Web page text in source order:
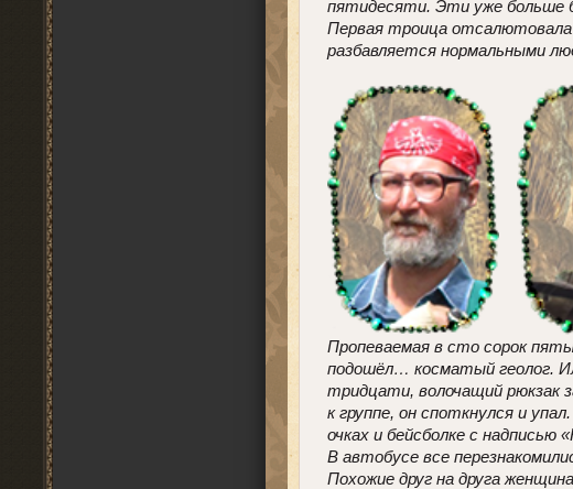
пятидесяти. Эти уже больше
Первая троица отсалютовала
разбавляется нормальными
Пропеваемая в сто сорок
подошёл… косматый геолог.
тридцати, волочащий рюкзак
к группе, он споткнулся и
очках и бейсболке с надписью
В автобусе все
Похожие друг на друга